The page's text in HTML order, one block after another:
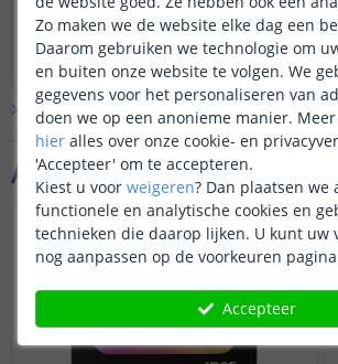
Aanvullende producten
Bekijkheleantwoord
Door Louise op maandag 31 januari 2022
Bekijk alle Vraag & antwoord
Zo maken we de website elke dag een
Daarom gebruiken we technologie om
en buiten onze website te volgen. We
gegevens voor het personaliseren van
doen we op een anonieme manier.
hier alles over onze cookie- en
'Accepteer' om te accepteren.
Kiest u voor weigeren? Dan plaatsen we
functionele en analytische cookies en
technieken die daarop lijken. U kunt uw
nog aanpassen op de voorkeuren
Accepteer